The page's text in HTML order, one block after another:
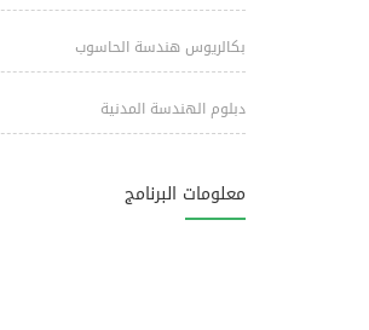
بكالريوس هندسة الحاسوب
دبلوم الهندسة المدنية
معلومات البرنامج